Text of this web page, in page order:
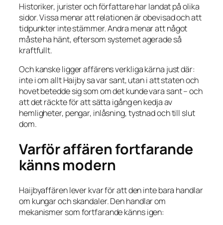
Historiker, jurister och författare har landat på olika
sidor. Vissa menar att relationen är obevisad och att
tidpunkter inte stämmer. Andra menar att något
måste ha hänt, eftersom systemet agerade så
kraftfullt.
Och kanske ligger affärens verkliga kärna just där:
inte i om allt Haijby sa var sant, utan i att staten och
hovet betedde sig som om det kunde vara sant – och
att det räckte för att sätta igång en kedja av
hemligheter, pengar, inlåsning, tystnad och till slut
dom.
Varför affären fortfarande
känns modern
Haijbyaffären lever kvar för att den inte bara handlar
om kungar och skandaler. Den handlar om
mekanismer som fortfarande känns igen: